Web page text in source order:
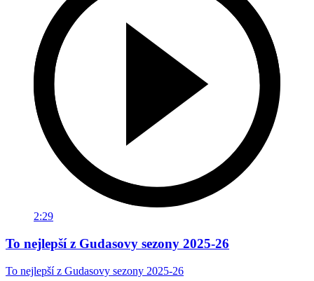
2:29
To nejlepší z Gudasovy sezony 2025-26
To nejlepší z Gudasovy sezony 2025-26